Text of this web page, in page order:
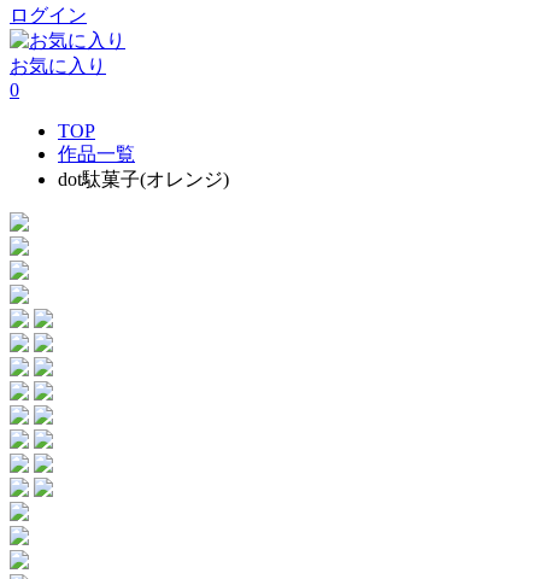
ログイン
お気に入り
0
TOP
作品一覧
dot駄菓子(オレンジ)